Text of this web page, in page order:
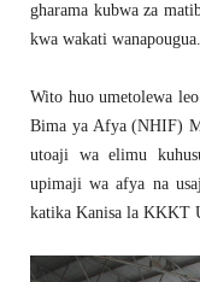
gharama kubwa za
kwa wakati wanapougua.
Wito huo umetolewa
Bima ya Afya (NHIF)
utoaji wa elimu
upimaji wa afya na
katika Kanisa la KKKT